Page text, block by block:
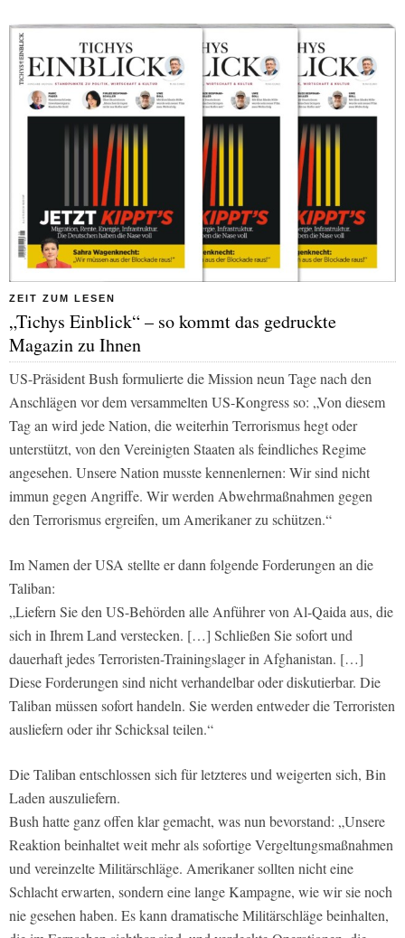
ZEIT ZUM LESEN
„Tichys Einblick“ – so kommt das gedruckte
Magazin zu Ihnen
US-Präsident Bush formulierte die Mission neun Tage nach den
Anschlägen vor dem versammelten US-Kongress so: „Von diesem
Tag an wird jede Nation, die weiterhin Terrorismus hegt oder
unterstützt, von den Vereinigten Staaten als feindliches Regime
angesehen. Unsere Nation musste kennenlernen: Wir sind nicht
immun gegen Angriffe. Wir werden Abwehrmaßnahmen gegen
den Terrorismus ergreifen, um Amerikaner zu schützen.“
Im Namen der USA stellte er dann folgende Forderungen an die
Taliban:
„Liefern Sie den US-Behörden alle Anführer von Al-Qaida aus, die
sich in Ihrem Land verstecken. […] Schließen Sie sofort und
dauerhaft jedes Terroristen-Trainingslager in Afghanistan. […]
Diese Forderungen sind nicht verhandelbar oder diskutierbar. Die
Taliban müssen sofort handeln. Sie werden entweder die Terroristen
ausliefern oder ihr Schicksal teilen.“
Die Taliban entschlossen sich für letzteres und weigerten sich, Bin
Laden auszuliefern.
Bush hatte ganz offen klar gemacht, was nun bevorstand: „Unsere
Reaktion beinhaltet weit mehr als sofortige Vergeltungsmaßnahmen
und vereinzelte Militärschläge. Amerikaner sollten nicht eine
Schlacht erwarten, sondern eine lange Kampagne, wie wir sie noch
nie gesehen haben. Es kann dramatische Militärschläge beinhalten,